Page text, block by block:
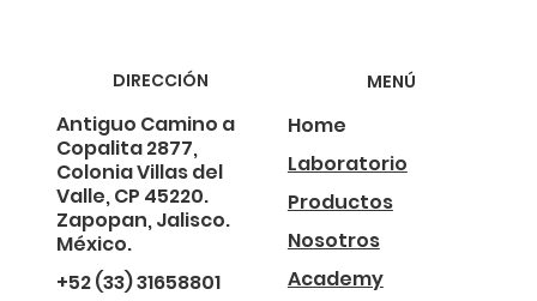
DIRECCIÓN
Antiguo Camino a
Copalita 2877,
Colonia Villas del
Valle, CP 45220.
Zapopan, Jalisco.
México.
+52 (33) 31658801
MENÚ
Home
Nosotros
Laboratorio
Academy
Productos